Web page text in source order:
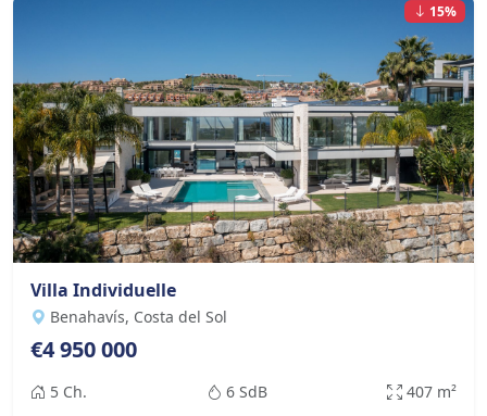
15%
Villa Individuelle
Benahavís, Costa del Sol
€4 950 000
5 Ch. 6 SdB 407 m²